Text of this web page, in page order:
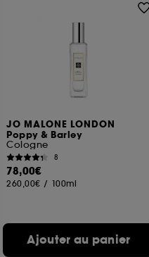
JO MALONE LONDON
Poppy & Barley
Cologne
8
78,00€
260,00€ / 100ml
Ajouter au panier